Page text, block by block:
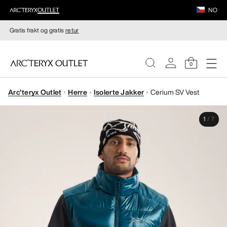
NO
Gratis frakt og gratisretur
0
DAMER
Arc'teryx Outlet Herre Isolerte Jakker Cerium SV Vest
1 / 7